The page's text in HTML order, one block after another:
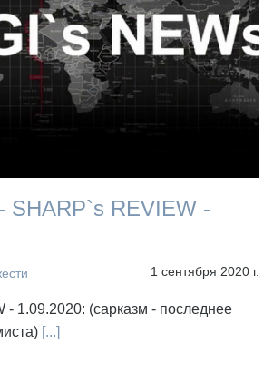
SHARP`s REVIEW -
1 сентября 2020 г.
- 1.09.2020: (сарказм - последнее
[...]